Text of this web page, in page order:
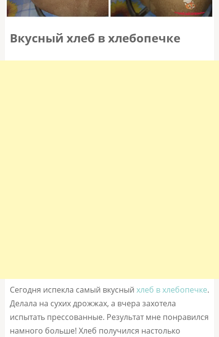
Вкусный хлеб в хлебопечке
Сегодня испекла самый вкусный хлеб в хлебопечке.
Делала на сухих дрожжах, а вчера захотела
испытать прессованные. Результат мне понравился
намного больше! Хлеб получился настолько